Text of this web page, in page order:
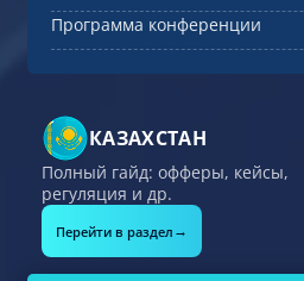
Программа конференции
КАЗАХСТАН
Полный гайд: офферы, кейсы,
регуляция и др.
Перейти в раздел →